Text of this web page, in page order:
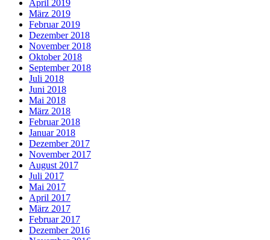
April 2019
März 2019
Februar 2019
Dezember 2018
November 2018
Oktober 2018
September 2018
Juli 2018
Juni 2018
Mai 2018
März 2018
Februar 2018
Januar 2018
Dezember 2017
November 2017
August 2017
Juli 2017
Mai 2017
April 2017
März 2017
Februar 2017
Dezember 2016